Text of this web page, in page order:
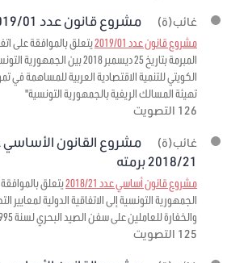
غائب(ة) مشروع قانون عدد 2019/01 برمته
مشروع قانون عدد 2019/01
يتعلق بالموافقة على
المبرمة بتاريخ 25 ديسمبر 2018 بين
الكويتي للتنمية الاقتصادية العربية للمساهمة في
تهيئة المسالك الريفية بالجمهورية التونسية"
126 التصويت
غائب(ة)
مشروع القانون الأساسي
2018/21 برمته
مشروع قانون أساسي عدد 2018/21
يتعلق
الجمهورية التونسية إلى الاتفاقية الدولية لمعايير
والخفارة للعاملين على سفن الصيد البحري لسنة 1995
125 التصويت